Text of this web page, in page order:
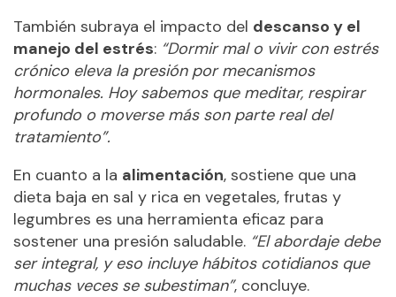
También subraya el impacto del descanso y el
manejo del estrés: “Dormir mal o vivir con estrés
crónico eleva la presión por mecanismos
hormonales. Hoy sabemos que meditar, respirar
profundo o moverse más son parte real del
tratamiento”.
En cuanto a la alimentación, sostiene que una
dieta baja en sal y rica en vegetales, frutas y
legumbres es una herramienta eficaz para
sostener una presión saludable. “El abordaje debe
ser integral, y eso incluye hábitos cotidianos que
muchas veces se subestiman”, concluye.